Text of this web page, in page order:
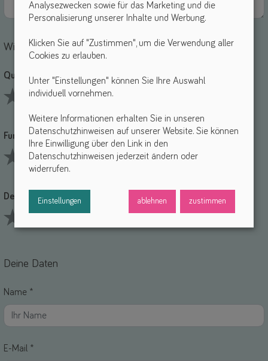
Wie bewertest du die einzelnen Punkte?
Qualität *
Funktionalität *
2 Stars3 Stars4 Stars
Design *
Deine Daten
Name *
E-Mail *
Analysezwecken sowie für das Marketing und die
Personalisierung unserer Inhalte und Werbung.
Klicken Sie auf "Zustimmen", um die Verwendung aller
Cookies zu erlauben.
Unter "Einstellungen" können Sie Ihre Auswahl
individuell vornehmen.
Weitere Informationen erhalten Sie in unseren
Datenschutzhinweisen auf unserer Website. Sie können
Ihre Einwilligung über den Link in den
Datenschutzhinweisen jederzeit ändern oder
widerrufen.
Einstellungen ablehnen zustimmen